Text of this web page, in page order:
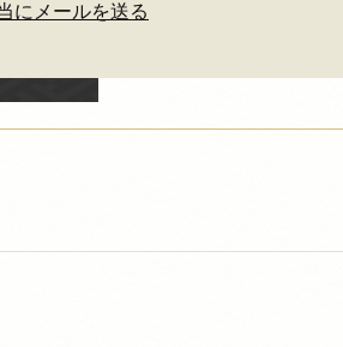
にメールを送る